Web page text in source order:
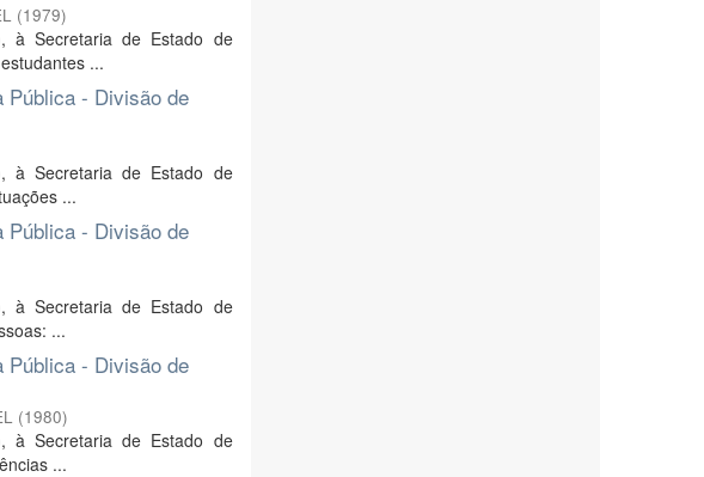
(1979)
à Secretaria de Estado de
...
Pública - Divisão de
à Secretaria de Estado de
...
Pública - Divisão de
à Secretaria de Estado de
...
Pública - Divisão de
(1980)
à Secretaria de Estado de
...